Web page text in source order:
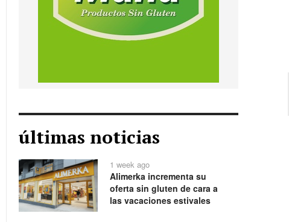
últimas noticias
1 week ago
Alimerka incrementa su
oferta sin gluten de cara a
las vacaciones estivales